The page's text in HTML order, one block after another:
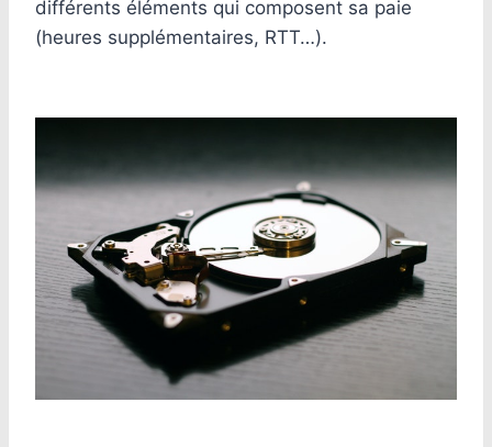
différents éléments qui composent sa paie
(heures supplémentaires, RTT…).